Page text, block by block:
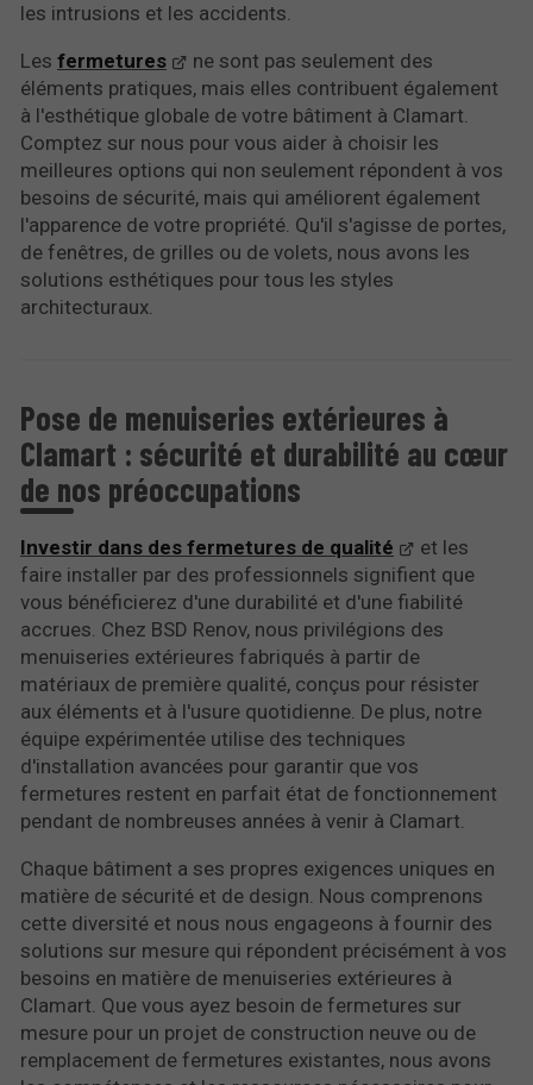
les intrusions et les accidents.
Les fermetures
ne sont pas seulement des
éléments pratiques, mais elles contribuent également
à l'esthétique globale de votre bâtiment à Clamart.
Comptez sur nous pour vous aider à choisir les
meilleures options qui non seulement répondent à vos
besoins de sécurité, mais qui améliorent également
l'apparence de votre propriété. Qu'il s'agisse de portes,
de fenêtres, de grilles ou de volets, nous avons les
solutions esthétiques pour tous les styles
architecturaux.
Pose de menuiseries extérieures à
Clamart : sécurité et durabilité au cœur
de nos préoccupations
Investir dans des fermetures de qualité
et les
faire installer par des professionnels signifient que
vous bénéficierez d'une durabilité et d'une fiabilité
accrues. Chez BSD Renov, nous privilégions des
menuiseries extérieures fabriqués à partir de
matériaux de première qualité, conçus pour résister
aux éléments et à l'usure quotidienne. De plus, notre
équipe expérimentée utilise des techniques
d'installation avancées pour garantir que vos
fermetures restent en parfait état de fonctionnement
pendant de nombreuses années à venir à Clamart.
Chaque bâtiment a ses propres exigences uniques en
matière de sécurité et de design. Nous comprenons
cette diversité et nous nous engageons à fournir des
solutions sur mesure qui répondent précisément à vos
besoins en matière de menuiseries extérieures à
Clamart. Que vous ayez besoin de fermetures sur
mesure pour un projet de construction neuve ou de
remplacement de fermetures existantes, nous avons